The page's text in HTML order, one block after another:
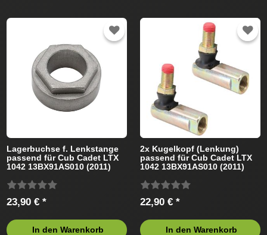
Lagerbuchse f. Lenkstange
passend für Cub Cadet LTX
1042 13BX91AS010 (2011)
23,90 € *
In den Warenkorb
2x Kugelkopf (Lenkung)
passend für Cub Cadet LTX
1042 13BX91AS010 (2011)
22,90 € *
In den Warenkorb